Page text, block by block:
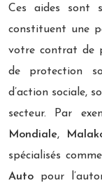
Ces aides sont
constituent une
votre contrat de
de protection
d’action sociale,
secteur. Par
Mondiale,
spécialisés comme
Auto pour